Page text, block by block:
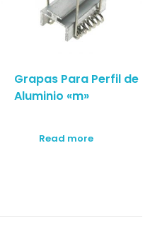
Grapas Para Perfil de
Aluminio «m»
Read more